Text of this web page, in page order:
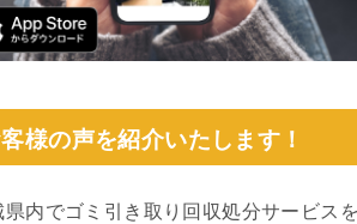
様の声を紹介いたします！
県内でゴミ引き取り回収処分サービス